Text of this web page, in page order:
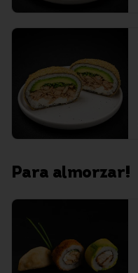
Para almorzar!